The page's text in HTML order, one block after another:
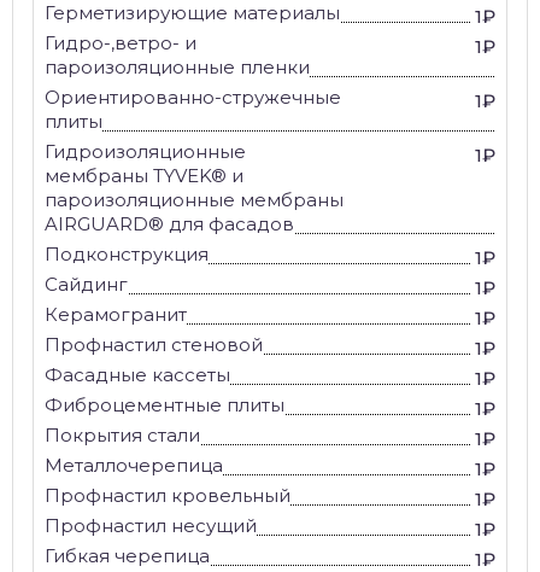
Герметизирующие материалы
1₽
Гидро-,ветро- и
пароизоляционные пленки
1₽
Ориентированно-стружечные
плиты
1₽
Гидроизоляционные
мембраны TYVEK® и
пароизоляционные мембраны
AIRGUARD® для фасадов
1₽
Подконструкция
1₽
Сайдинг
1₽
Керамогранит
1₽
Профнастил стеновой
1₽
Фасадные кассеты
1₽
Фиброцементные плиты
1₽
Покрытия стали
1₽
Металлочерепица
1₽
Профнастил кровельный
1₽
Профнастил несущий
1₽
Гибкая черепица
1₽